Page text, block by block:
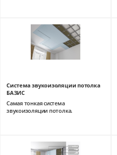
Система звукоизоляции потолка
БАЗИС
Самая тонкая система
звукоизоляции потолка.